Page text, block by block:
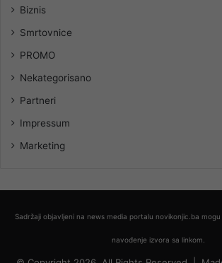
Biznis
Smrtovnice
PROMO
Nekategorisano
Partneri
Impressum
Marketing
Sadržaji objavljeni na news media portalu novikonjic.ba
navođenje izvora sa linkom.